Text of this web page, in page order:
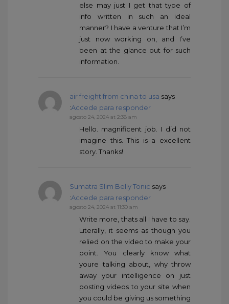
else may just I get that type of
info written in such an ideal
manner? I have a venture that I’m
just now working on, and I’ve
been at the glance out for such
information.
air freight from china to usa says
:Accede para responder
agosto 24, 2024 at 2:38 am
Hello. magnificent job. I did not
imagine this. This is a excellent
story. Thanks!
Sumatra Slim Belly Tonic says
:Accede para responder
agosto 24, 2024 at 11:30 am
Write more, thats all I have to say.
Literally, it seems as though you
relied on the video to make your
point. You clearly know what
youre talking about, why throw
away your intelligence on just
posting videos to your site when
you could be giving us something